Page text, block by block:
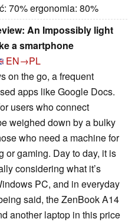
70% ergonomia: 80%
An Impossibly light
a smartphone
EN→PL
on the go, a frequent
apps like Google Docs.
users who connect
weighed down by a bulky
who need a machine for
or gaming. Day to day, it is
considering what it’s
PC, and in everyday
said, the ZenBook A14
another laptop in this price